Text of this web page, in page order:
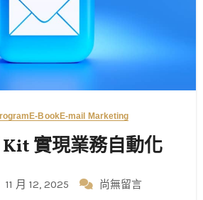
E-BookE-mail Marketing
實現業務自動化
11 月 12, 2025 尚無留言